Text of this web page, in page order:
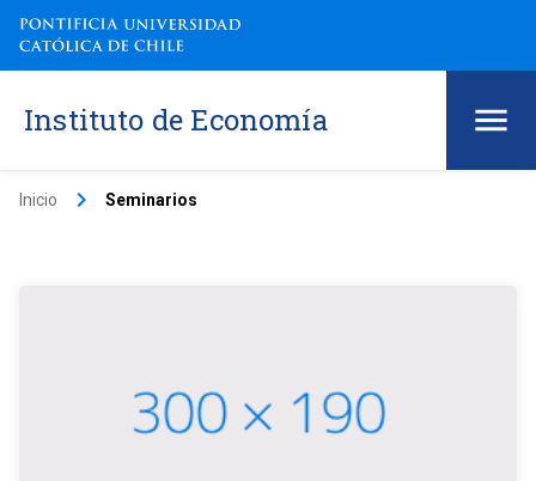
Instituto de Economía
Inicio keyboard_arrow_right Seminarios